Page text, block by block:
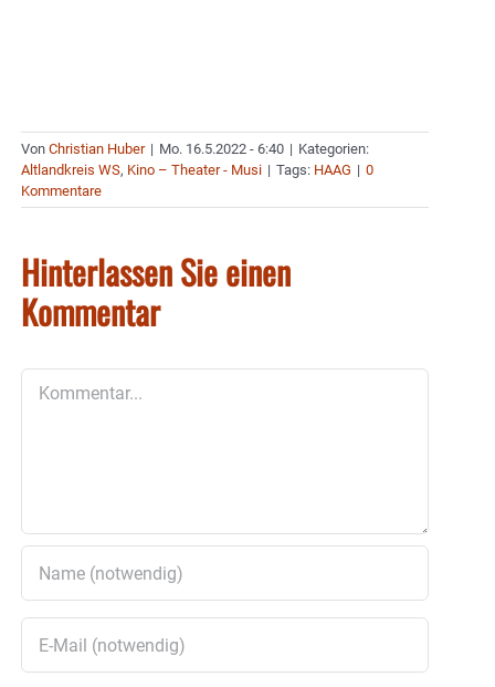
Von Christian Huber | Mo. 16.5.2022 - 6:40 | Kategorien:
Altlandkreis WS, Kino – Theater - Musi | Tags: HAAG | 0
Kommentare
Hinterlassen Sie einen
Kommentar